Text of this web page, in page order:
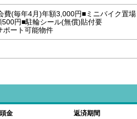
(毎年4月)年額3,000円■ミニバイク置
円■駐輪シール(無償)貼付要
ポート可能物件
金 返済期間